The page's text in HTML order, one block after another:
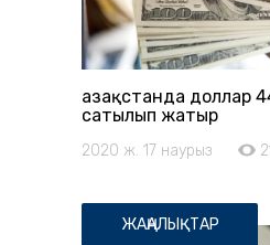
Қазақстанда доллар
сатылып жатыр
2020 ж. 17 наурыз
ЖАҢАЛЫҚТАР